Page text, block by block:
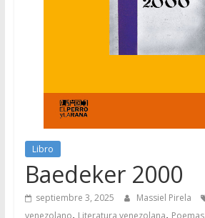
Libro
Baedeker 2000
septiembre 3, 2025 Massiel Pirela
venezolano, Literatura venezolana, Poemas